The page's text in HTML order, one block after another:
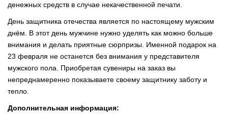
денежных средств в случае некачественной печати.
День защитника отечества является по настоящему мужским
днём. В этот день мужчине нужно уделять как можно больше
внимания и делать приятные сюрпризы. Именной подарок на
23 февраля не останется без внимания у представителя
мужского пола. Приобретая сувениры на заказ вы
непреднамеренно показываете своему защитнику заботу и
тепло.
Дополнительная информация: